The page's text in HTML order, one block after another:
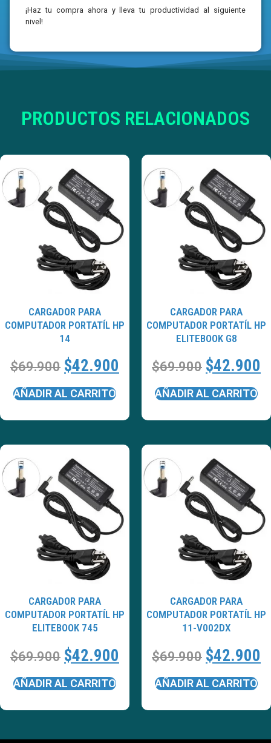
¡Haz tu compra ahora y lleva tu productividad al siguiente
nivel!
PRODUCTOS RELACIONADOS
CARGADOR PARA
COMPUTADOR PORTATÍL HP
14
$69.900 $42.900
AÑADIR AL CARRITO
CARGADOR PARA
COMPUTADOR PORTATÍL HP
ELITEBOOK G8
$69.900 $42.900
AÑADIR AL CARRITO
CARGADOR PARA
COMPUTADOR PORTATÍL HP
ELITEBOOK 745
$69.900 $42.900
AÑADIR AL CARRITO
CARGADOR PARA
COMPUTADOR PORTATÍL HP
11-V002DX
$69.900 $42.900
AÑADIR AL CARRITO